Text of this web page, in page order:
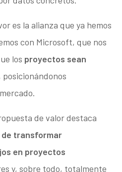
es la alianza que ya hemos
con Microsoft, que nos
los proyectos sean
posicionándonos
de valor destaca
de transformar
en proyectos
y, sobre todo, totalmente